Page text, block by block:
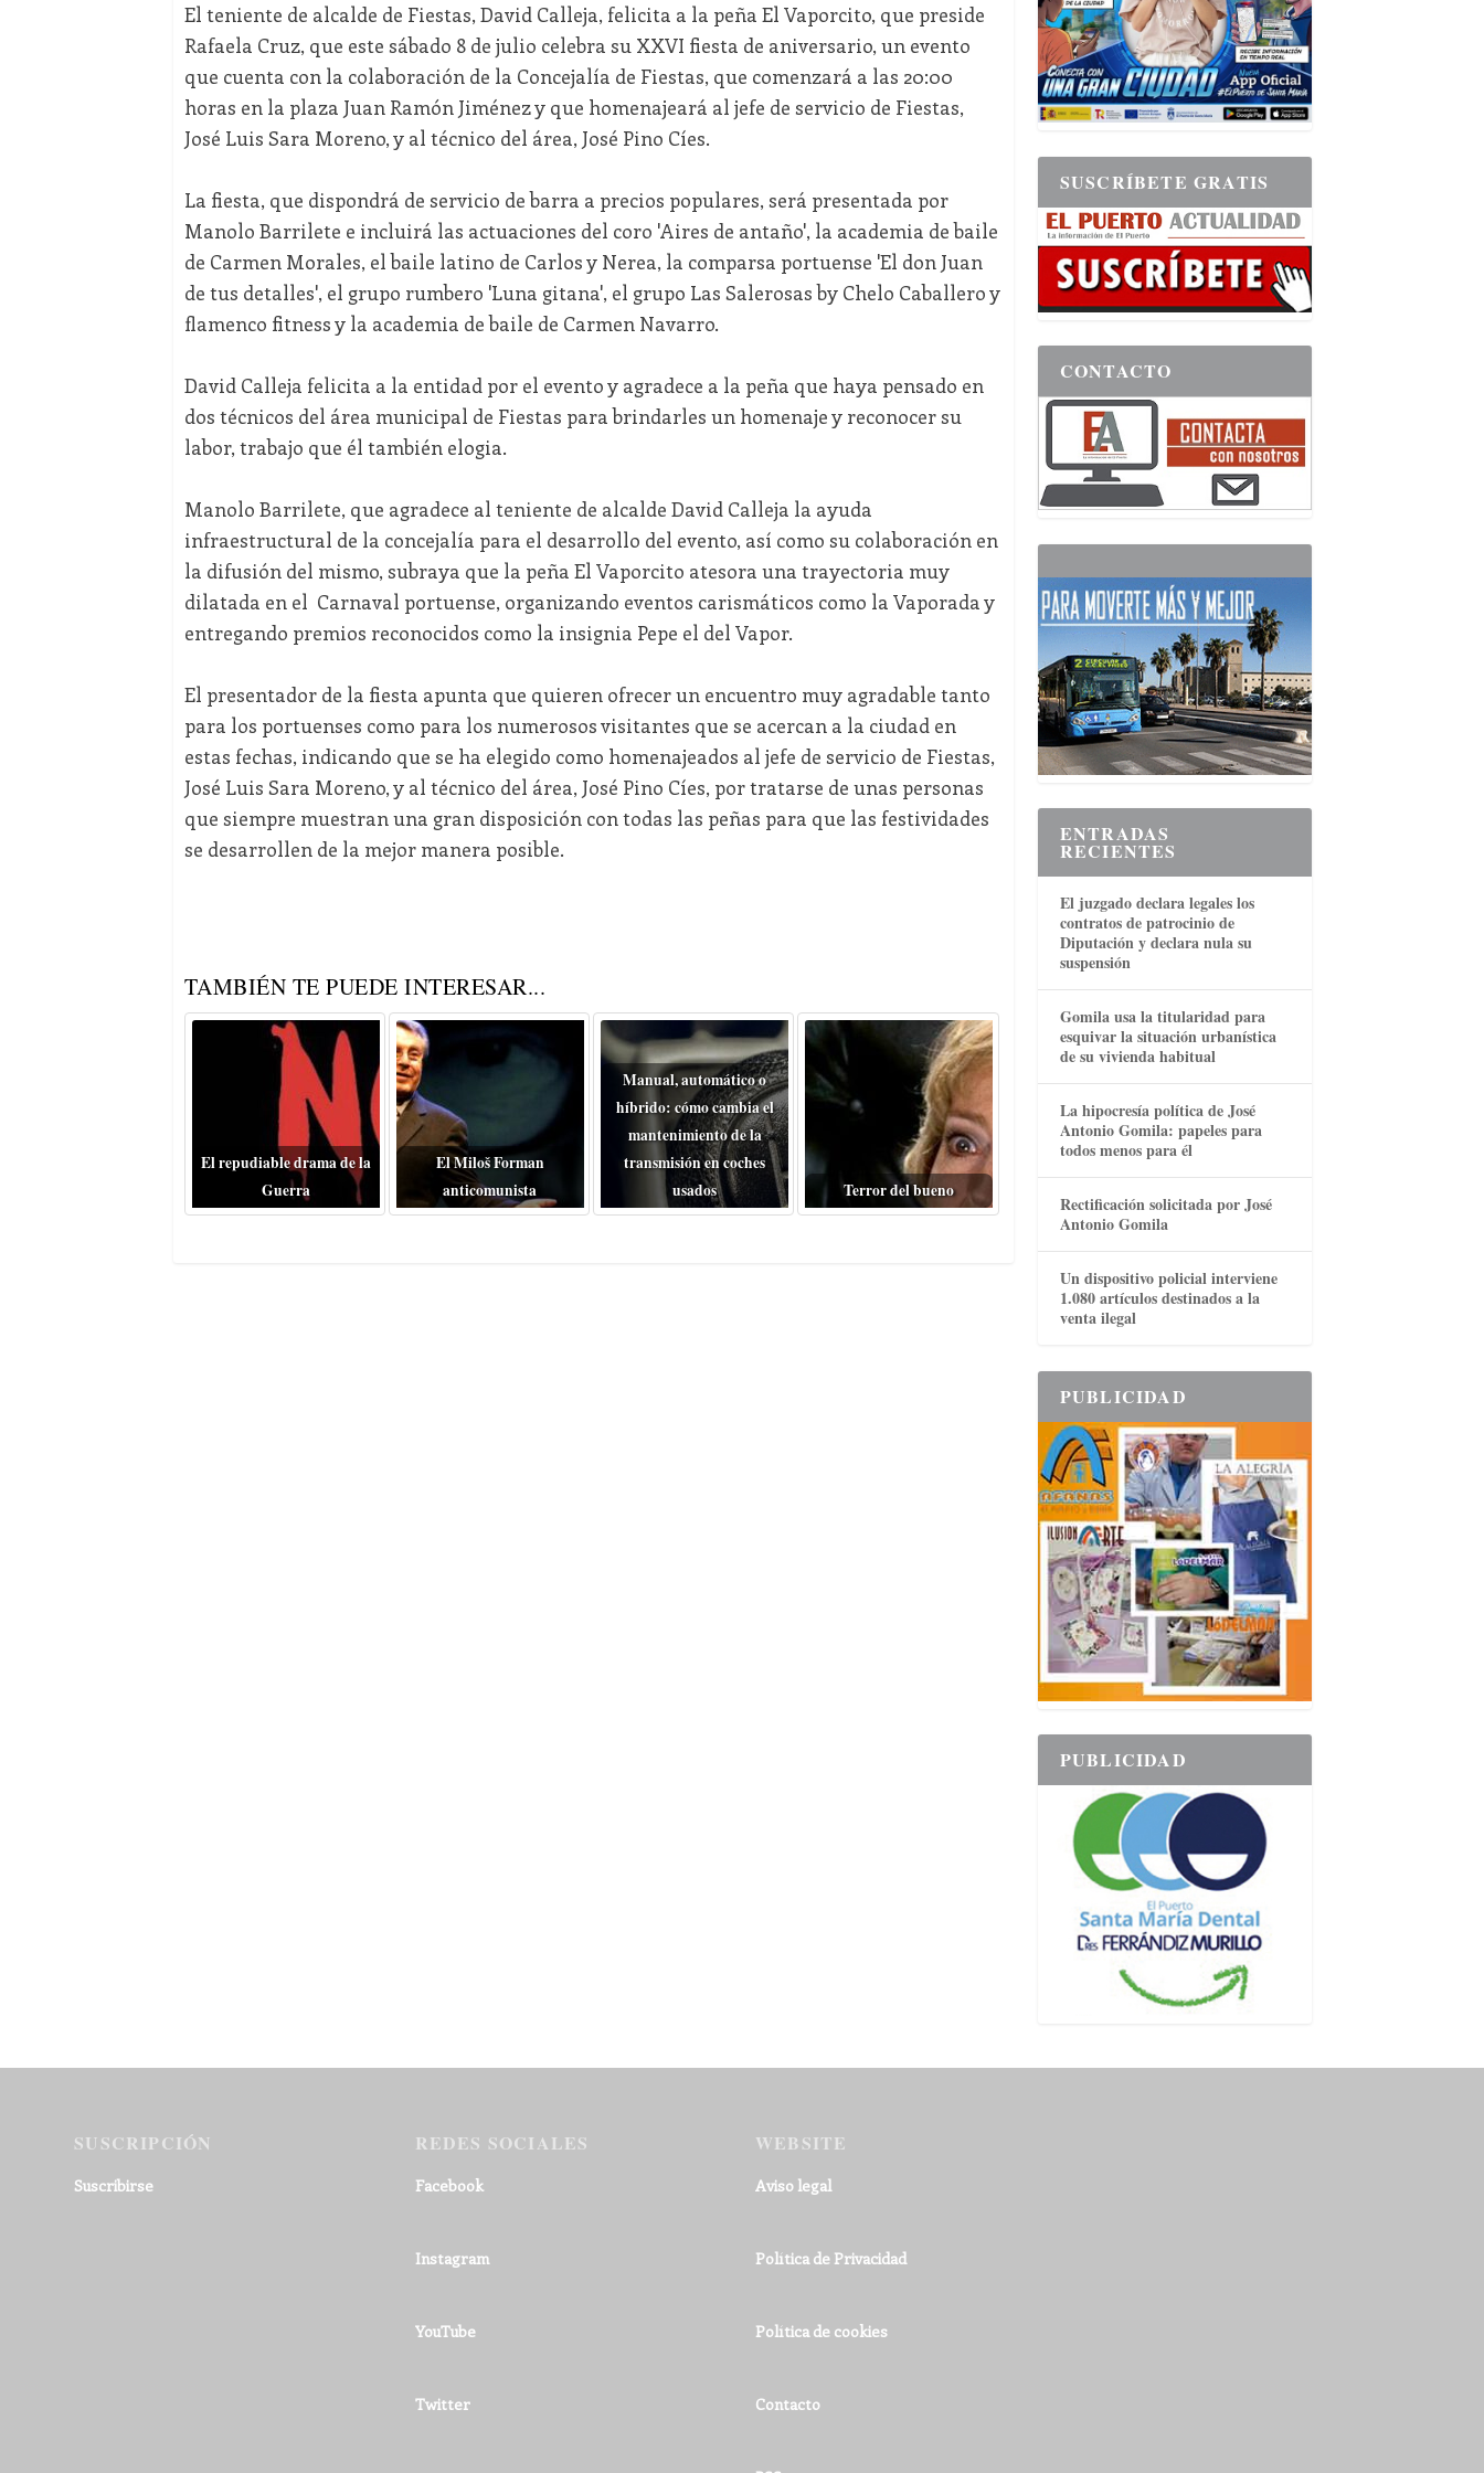
El teniente de alcalde de Fiestas, David Calleja, felicita a la peña El Vaporcito, que preside
Rafaela Cruz, que este sábado 8 de julio celebra su XXVI fiesta de aniversario, un evento
que cuenta con la colaboración de la Concejalía de Fiestas, que comenzará a las 20:00
horas en la plaza Juan Ramón Jiménez y que homenajeará al jefe de servicio de Fiestas,
José Luis Sara Moreno, y al técnico del área, José Pino Cíes.
La fiesta, que dispondrá de servicio de barra a precios populares, será presentada por
Manolo Barrilete e incluirá las actuaciones del coro 'Aires de antaño', la academia de baile
de Carmen Morales, el baile latino de Carlos y Nerea, la comparsa portuense 'El don Juan
de tus detalles', el grupo rumbero 'Luna gitana', el grupo Las Salerosas by Chelo Caballero y
flamenco fitness y la academia de baile de Carmen Navarro.
David Calleja felicita a la entidad por el evento y agradece a la peña que haya pensado en
dos técnicos del área municipal de Fiestas para brindarles un homenaje y reconocer su
labor, trabajo que él también elogia.
Manolo Barrilete, que agradece al teniente de alcalde David Calleja la ayuda
infraestructural de la concejalía para el desarrollo del evento, así como su colaboración en
la difusión del mismo, subraya que la peña El Vaporcito atesora una trayectoria muy
dilatada en el Carnaval portuense, organizando eventos carismáticos como la Vaporada y
entregando premios reconocidos como la insignia Pepe el del Vapor.
El presentador de la fiesta apunta que quieren ofrecer un encuentro muy agradable tanto
para los portuenses como para los numerosos visitantes que se acercan a la ciudad en
estas fechas, indicando que se ha elegido como homenajeados al jefe de servicio de Fiestas,
José Luis Sara Moreno, y al técnico del área, José Pino Cíes, por tratarse de unas personas
que siempre muestran una gran disposición con todas las peñas para que las festividades
se desarrollen de la mejor manera posible.
TAMBIÉN TE PUEDE INTERESAR...
El repudiable drama de la
Guerra
El Miloš Forman
anticomunista
Manual, automático o
híbrido: cómo cambia el
mantenimiento de la
transmisión en coches
usados
Terror del bueno
SUSCRÍBETE GRATIS
CONTACTO
ENTRADAS
RECIENTES
El juzgado declara legales los
contratos de patrocinio de
Diputación y declara nula su
suspensión
Gomila usa la titularidad para
esquivar la situación urbanística
de su vivienda habitual
La hipocresía política de José
Antonio Gomila: papeles para
todos menos para él
Rectificación solicitada por José
Antonio Gomila
Un dispositivo policial interviene
1.080 artículos destinados a la
venta ilegal
PUBLICIDAD
PUBLICIDAD
SUSCRIPCIÓN
Suscribirse
REDES SOCIALES
Facebook
Instagram
YouTube
Twitter
WEBSITE
Aviso legal
Política de Privacidad
Política de cookies
Contacto